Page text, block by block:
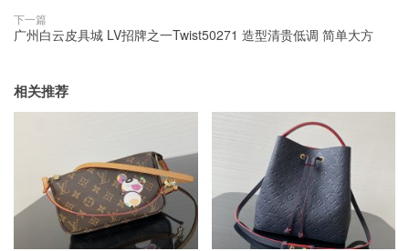
下一篇
广州白云皮具城 LV招牌之一Twist50271 造型清贵低调 简单大方
相关推荐